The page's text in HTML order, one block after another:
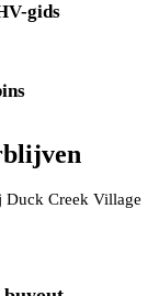
gids
Duck Creek Village